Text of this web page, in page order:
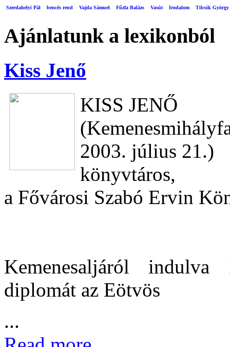
Szerdahelyi Pál bencés rend Vajda Sámuel Fűzfa Balázs Vasút Irodalom Tilcsik György
Ajánlatunk a lexikonból
Kiss Jenő
KISS JENŐ
2003. július 21.)
könyvtáros,
a Fővárosi Szabó Ervin
Kemenesaljáról indulva
diplomát az Eötvös
...